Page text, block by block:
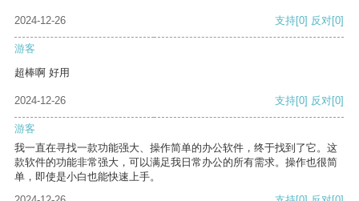
2024-12-26 支持[0] 反对[0]
游客
超棒啊 好用
2024-12-26 支持[0] 反对[0]
游客
我一直在寻找一款功能强大、操作简单的办公软件，终于找到了它。这
款软件的功能非常强大，可以满足我日常办公的所有需求。操作也很简
单，即使是小白也能快速上手。